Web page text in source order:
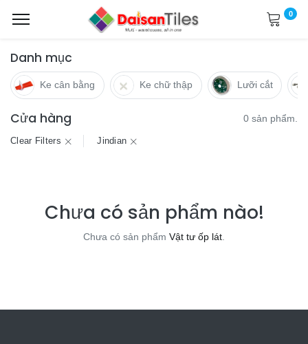
0
Danh mục
Ke cân bằng Ke chữ thập Lưỡi cắt
Cửa hàng 0 sản phẩm.
Clear Filters Jindian
Chưa có sản phẩm nào!
Chưa có sản phẩm Vật tư ốp lát